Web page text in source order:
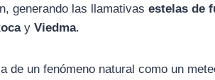
generando las llamativasestelas de
yViedma.
de un fenómeno natural como un